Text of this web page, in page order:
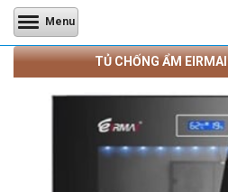
Menu
TỦ CHỐNG ẨM